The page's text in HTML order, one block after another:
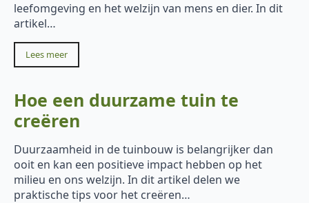
leefomgeving en het welzijn van mens en dier. In dit
artikel…
Lees meer
Hoe een duurzame tuin te
creëren
Duurzaamheid in de tuinbouw is belangrijker dan
ooit en kan een positieve impact hebben op het
milieu en ons welzijn. In dit artikel delen we
praktische tips voor het creëren…